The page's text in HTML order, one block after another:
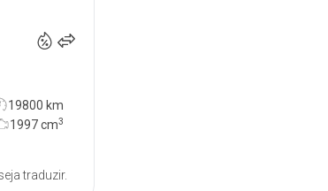
19800 km
1997cm3
traduzir.